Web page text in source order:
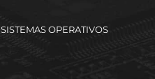
SISTEMAS OPERATIVOS